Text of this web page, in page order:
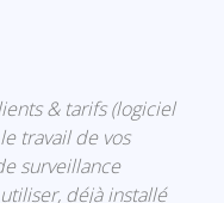
& tarifs (logiciel
travail de vos
surveillance
déjà installé